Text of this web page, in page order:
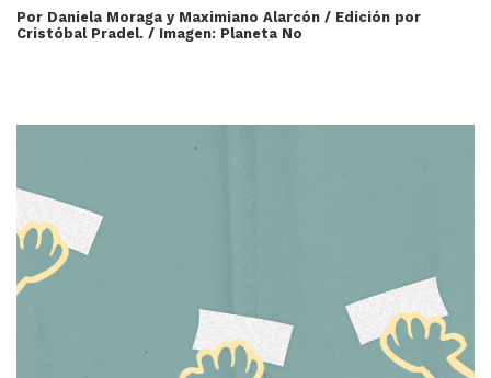
Por Daniela Moraga y Maximiano Alarcón / Edición por
Cristóbal Pradel. / Imagen: Planeta No